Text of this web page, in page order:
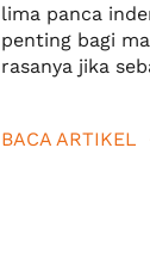
lima panca
penting bagi
rasanya jika
tersebut, Anda
BACA ARTIKEL